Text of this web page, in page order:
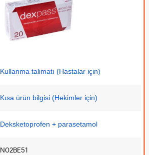
Kullanma talimatı (Hastalar için)
Kısa ürün bilgisi (Hekimler için)
Deksketoprofen + parasetamol
N02BE51